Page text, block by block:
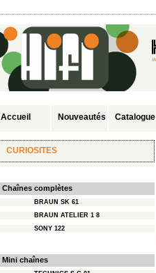
Accueil Nouveautés Catalogue
CURIOSITES
Chaînes complètes
BRAUN SK 61
BRAUN ATELIER 1 8
SONY 122
Mini chaînes